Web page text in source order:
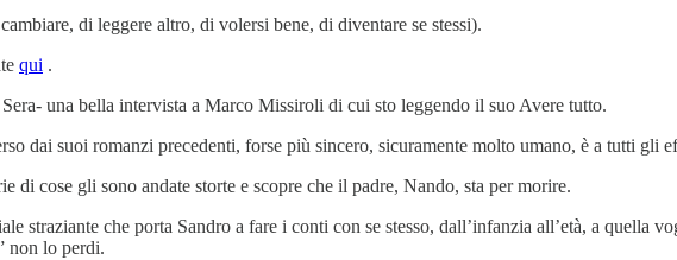
di leggere altro, di volersi bene, di diventare se stessi).
qui .
una bella intervista a Marco Missiroli di cui sto leggendo il suo Avere tutto.
dai suoi romanzi precedenti, forse più sincero, sicuramente molto umano, è a tutti gli
di cose gli sono andate storte e scopre che il padre, Nando, sta per morire.
straziante che porta Sandro a fare i conti con se stesso, dall’infanzia all’età, a quella
non lo perdi.